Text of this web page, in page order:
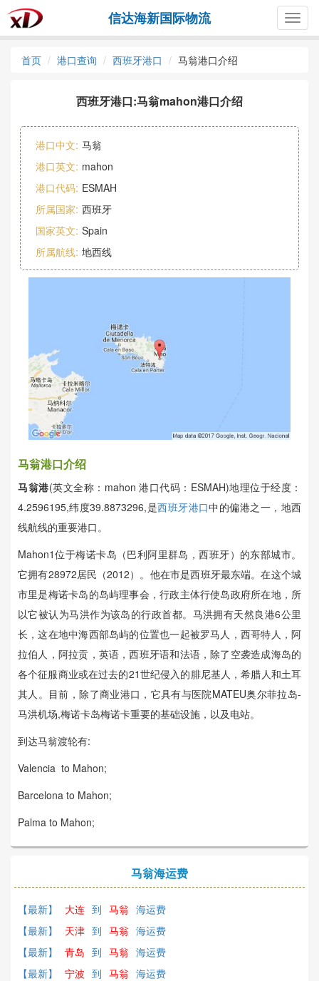
信达海新国际物流
首页 港口查询 西班牙港口 马翁港口介绍
西班牙港口:马翁mahon港口介绍
港口中文: 马翁
港口英文: mahon
港口代码: ESMAH
所属国家: 西班牙
国家英文: Spain
所属航线: 地西线
马翁港口介绍
马翁港(英文全称：mahon 港口代码：ESMAH)地理位于经度：
4.2596195,纬度39.8873296,是西班牙港口中的偏港之一，地西
线航线的重要港口。
Mahon1位于梅诺卡岛（巴利阿里群岛，西班牙）的东部城市。
它拥有28972居民（2012）。他在市是西班牙最东端。在这个城
市里是梅诺卡岛的岛屿理事会，行政主体行使岛政府所在地，所
以它被认为马洪作为该岛的行政首都。马洪拥有天然良港6公里
长，这在地中海西部岛屿的位置也一起被罗马人，西哥特人，阿
拉伯人，阿拉贡，英语，西班牙语和法语，除了空袭造成海岛的
各个征服商业或在过去的21世纪侵入的腓尼基人，希腊人和土耳
其人。目前，除了商业港口，它具有与医院MATEU奥尔菲拉岛-
马洪机场,梅诺卡岛梅诺卡重要的基础设施，以及电站。
到达马翁渡轮有:
Valencia to Mahon;
Barcelona to Mahon;
Palma to Mahon;
马翁海运费
【最新】 大连 到 马翁 海运费
【最新】
天津 到 马翁 海运费
【最新】
青岛 到 马翁 海运费
【最新】
宁波 到 马翁 海运费